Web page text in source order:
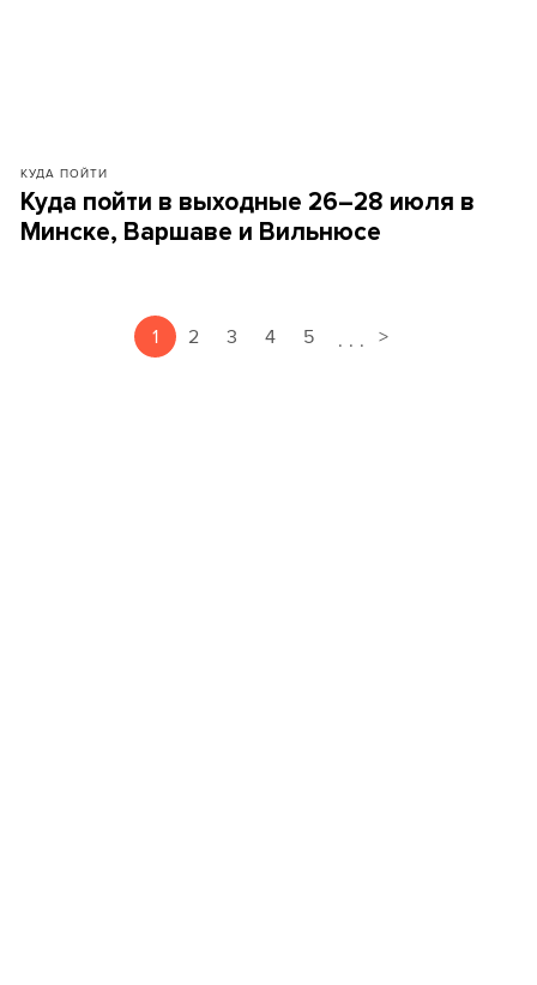
КУДА ПОЙТИ
Куда пойти в выходные 26–28 июля в
Минске, Варшаве и Вильнюсе
1 2 3 4 5 . . . >